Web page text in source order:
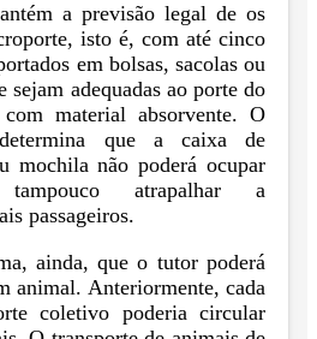
a previsão legal de os
isto é, com até cinco
em bolsas, sacolas ou
sejam adequadas ao porte do
material absorvente. O
que a caixa de
mochila não poderá ocupar
atrapalhar a
passageiros.
ainda, que o tutor poderá
animal. Anteriormente, cada
coletivo poderia circular